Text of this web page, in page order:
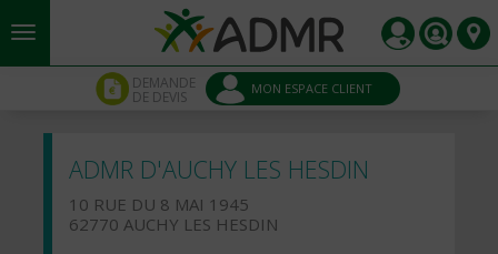
Aller au contenu principal
DEMANDE
DE DEVIS MON ESPACE CLIENT
ADMR D'AUCHY LES HESDIN
10 RUE DU 8 MAI 1945
62770 AUCHY LES HESDIN
Panneau de gestion des cookies